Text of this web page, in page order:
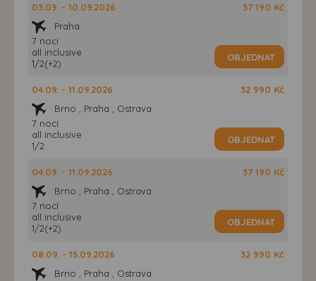
03.09. - 10.09.2026
Praha
7 nocí
all inclusive
1/2(+2)
37 190 Kč
OBJEDNAT
04.09. - 11.09.2026
Brno , Praha , Ostrava
7 nocí
all inclusive
1/2
32 990 Kč
OBJEDNAT
04.09. - 11.09.2026
Brno , Praha , Ostrava
7 nocí
all inclusive
1/2(+2)
37 190 Kč
OBJEDNAT
08.09. - 15.09.2026
Brno , Praha , Ostrava
32 990 Kč